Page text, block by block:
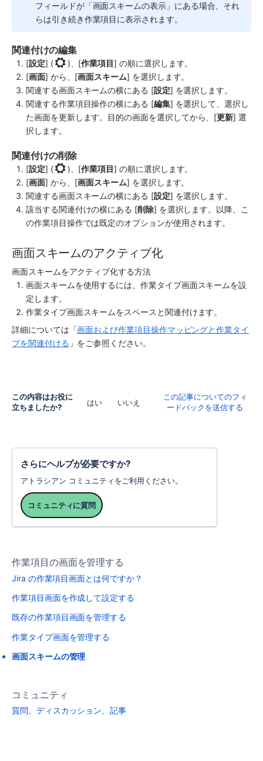
フィールドが「画面スキームの表示」にある場合、それ
らは引き続き作業項目に表示されます。
関連付けの編集
[設定] ( )、[作業項目] の順に選択します。
[画面] から、[画面スキーム] を選択します。
関連する画面スキームの横にある [設定] を選択します。
関連する作業項目操作の横にある [編集] を選択して、選択し
た画面を更新します。目的の画面を選択してから、[更新] 選
択します。
関連付けの削除
[設定] ( )、[作業項目] の順に選択します。
[画面] から、[画面スキーム] を選択します。
関連する画面スキームの横にある [設定] を選択します。
該当する関連付けの横にある [削除] を選択します。以降、こ
の作業項目操作では既定のオプションが使用されます。
画面スキームのアクティブ化
画面スキームをアクティブ化する方法
画面スキームを使用するには、作業タイプ画面スキームを設
定します。
作業タイプ画面スキームをスペース と関連付けます。
詳細については「画面および作業項目操作マッピングと作業タイ
プを関連付ける 」をご参照ください。
この内容はお役に
立ちましたか?
はい いいえ
この記事についてのフィ
ードバックを送信する
さらにヘルプが必要ですか?
アトラシアン コミュニティをご利用ください。
コミュニティに質問
作業項目の画面を管理する
Jira の作業項目画面とは何ですか？
作業項目画面を作成して設定する
既存の作業項目画面を管理する
作業タイプ画面を管理する
画面スキームの管理
コミュニティ
質問、ディスカッション、記事